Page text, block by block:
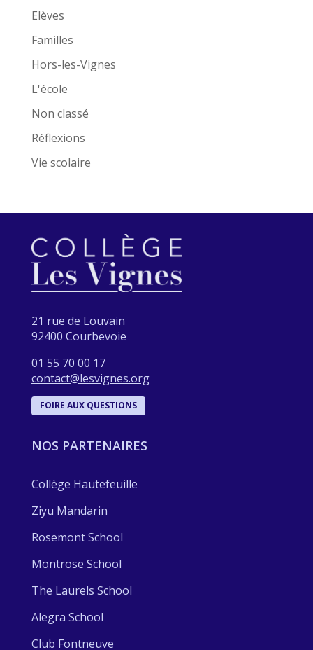
Elèves
Familles
Hors-les-Vignes
L'école
Non classé
Réflexions
Vie scolaire
21 rue de Louvain
92400 Courbevoie
01 55 70 00 17
contact@lesvignes.org
FOIRE AUX QUESTIONS
NOS PARTENAIRES
Collège Hautefeuille
Ziyu Mandarin
Rosemont School
Montrose School
The Laurels School
Alegra School
Club Fontneuve